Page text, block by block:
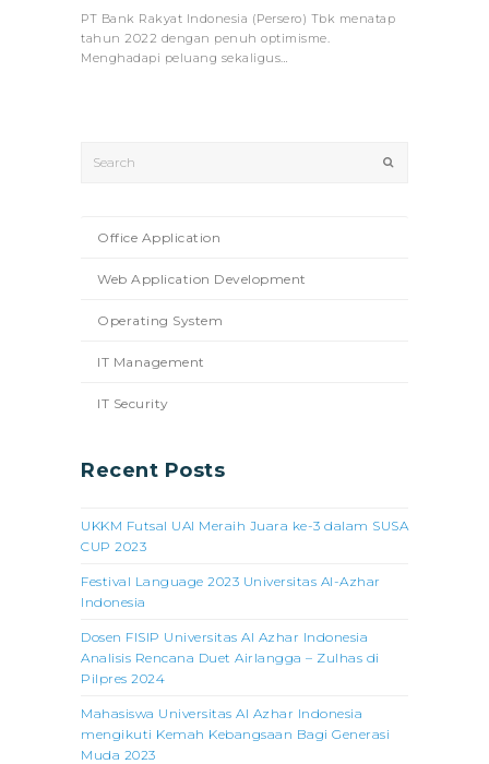
PT Bank Rakyat Indonesia (Persero) Tbk menatap
tahun 2022 dengan penuh optimisme.
Menghadapi peluang sekaligus…
Office Application
Web Application Development
Operating System
IT Management
IT Security
Recent Posts
UKKM Futsal UAI Meraih Juara ke-3 dalam SUSA
CUP 2023
Festival Language 2023 Universitas Al-Azhar
Indonesia
Dosen FISIP Universitas Al Azhar Indonesia
Analisis Rencana Duet Airlangga – Zulhas di
Pilpres 2024
Mahasiswa Universitas Al Azhar Indonesia
mengikuti Kemah Kebangsaan Bagi Generasi
Muda 2023